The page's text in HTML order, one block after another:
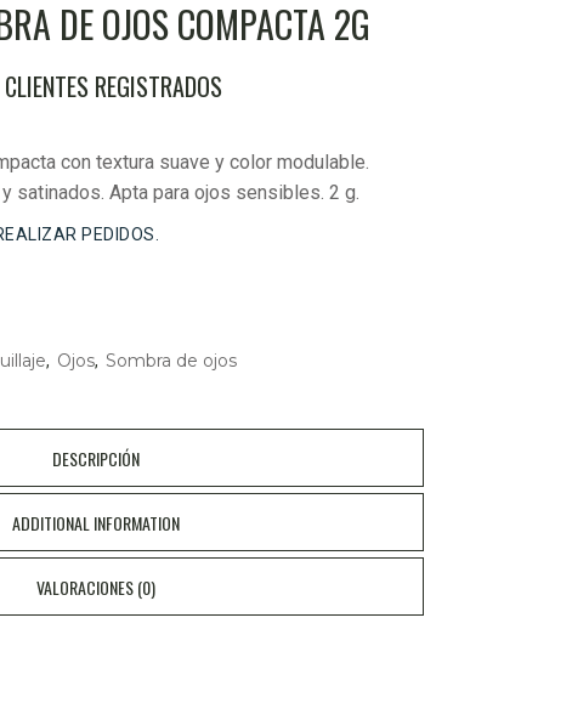
DE OJOS COMPACTA 2G
REGISTRADOS
con textura suave y color modulable.
satinados. Apta para ojos sensibles. 2 g.
PEDIDOS.
, Ojos, Sombra de ojos
DESCRIPCIÓN
ADDITIONAL INFORMATION
VALORACIONES (0)